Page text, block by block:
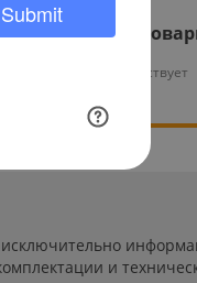
на все
нашу продукцию действует
и